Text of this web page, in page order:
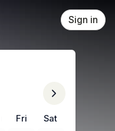
Sign in
Fri Sat